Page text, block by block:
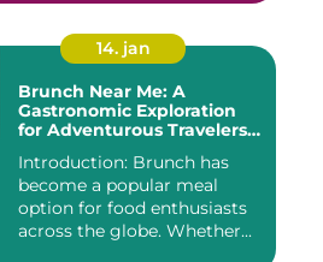
14. jan
Brunch Near Me: A
Gastronomic Exploration
for Adventurous Travelers
Introduction: Brunch has
become a popular meal
option for food enthusiasts
across the globe. Whether...